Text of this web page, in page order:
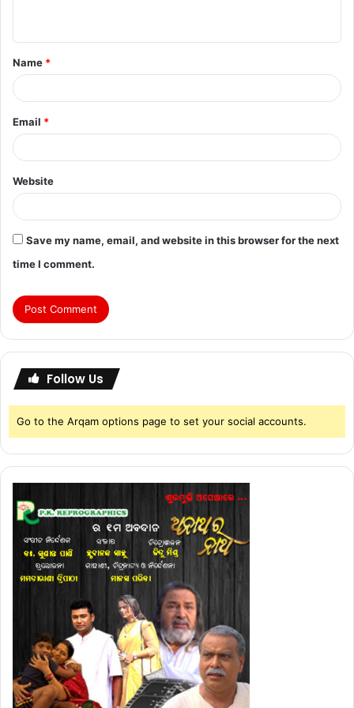
Name *
Email *
Website
Save my name, email, and website in this browser for the next
time I comment.
Follow Us
Go to the Arqam options page to set your social accounts.